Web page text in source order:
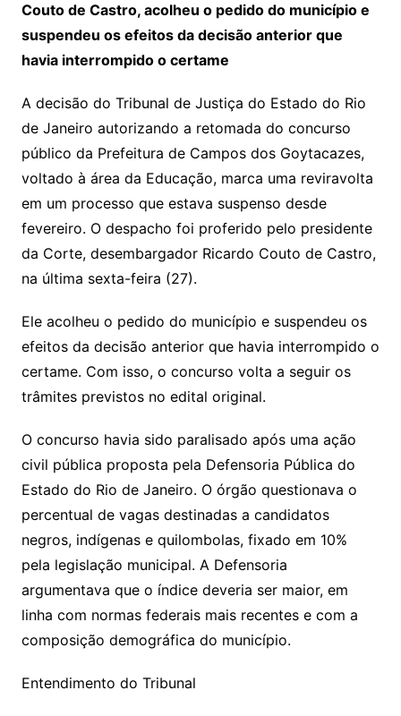
Couto de Castro, acolheu o pedido do município e
suspendeu os efeitos da decisão anterior que
havia interrompido o certame
A decisão do Tribunal de Justiça do Estado do Rio
de Janeiro autorizando a retomada do concurso
público da Prefeitura de Campos dos Goytacazes,
voltado à área da Educação, marca uma reviravolta
em um processo que estava suspenso desde
fevereiro. O despacho foi proferido pelo presidente
da Corte, desembargador Ricardo Couto de Castro,
na última sexta-feira (27).
Ele acolheu o pedido do município e suspendeu os
efeitos da decisão anterior que havia interrompido o
certame. Com isso, o concurso volta a seguir os
trâmites previstos no edital original.
O concurso havia sido paralisado após uma ação
civil pública proposta pela Defensoria Pública do
Estado do Rio de Janeiro. O órgão questionava o
percentual de vagas destinadas a candidatos
negros, indígenas e quilombolas, fixado em 10%
pela legislação municipal. A Defensoria
argumentava que o índice deveria ser maior, em
linha com normas federais mais recentes e com a
composição demográfica do município.
Entendimento do Tribunal